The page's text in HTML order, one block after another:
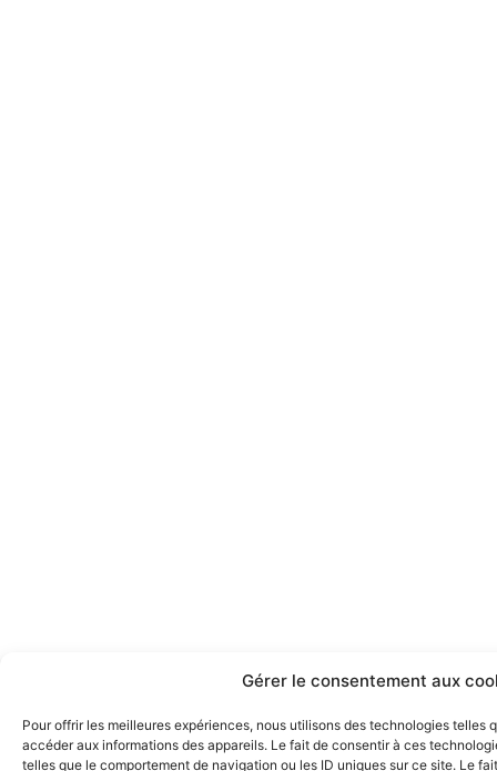
Gérer le consentement aux
Pour offrir les meilleures expériences, nous utilisons des technologies telles
accéder aux informations des appareils. Le fait de consentir à ces
telles que le comportement de navigation ou les ID uniques sur ce site. Le